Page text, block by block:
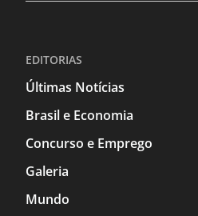
EDITORIAS
Últimas Notícias
Brasil e Economia
Concurso e Emprego
Galeria
Mundo